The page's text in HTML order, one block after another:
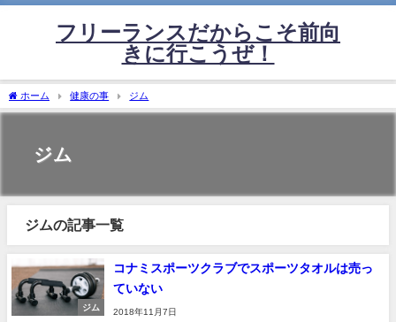
フリーランスだからこそ前向
きに行こうぜ！
ホーム 健康の事 ジム
ジム
ジムの記事一覧
ジム
コナミスポーツクラブでスポーツタオルは売っ
ていない
2018年11月7日